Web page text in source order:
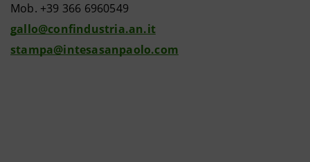
Mob. +39 366 6960549
gallo@confindustria.an.it
stampa@intesasanpaolo.com